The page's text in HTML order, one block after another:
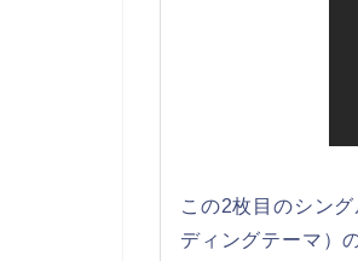
この2枚目のシン
ディングテーマ）